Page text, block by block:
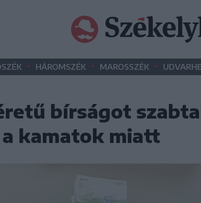
• HÁROMSZÉK • MAROSSZÉK •
bírságot
kamatok miatt